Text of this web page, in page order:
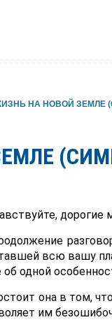
НА НОВОЙ ЗЕМЛЕ
всю вашу
одной
она в том,
им